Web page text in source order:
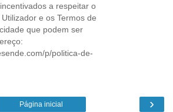
a respeitar o
e os Termos de
que podem ser
p/politica-de-
›
Página inicial